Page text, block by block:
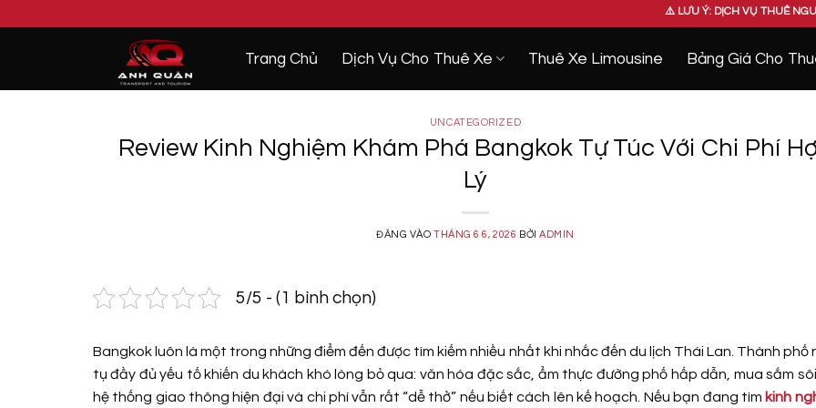
⚠️ LƯU Ý: DỊCH VỤ THUÊ NGUYÊN XE
Trang Chủ Dịch Vụ Cho Thuê Xe Thuê Xe Limousine Bảng Giá Cho
UNCATEGORIZED
Review Kinh Nghiệm Khám Phá Bangkok Tự Túc Với Chi Phí
Lý
ĐĂNG VÀO THÁNG 6 6, 2026 BỞIADMIN
5/5 - (1 bình chọn)
Bangkok luôn là một trong những điểm đến được tìm kiếm nhiều nhất khi nhắc đến du lịch Thái Lan. Thành phố
tụ đầy đủ yếu tố khiến du khách khó lòng bỏ qua: văn hóa đặc sắc, ẩm thực đường phố hấp dẫn, mua sắm sôi
hệ thống giao thông hiện đại và chi phí vẫn rất “dễ thở” nếu biết cách lên kế hoạch. Nếu bạn đang tìm kinh